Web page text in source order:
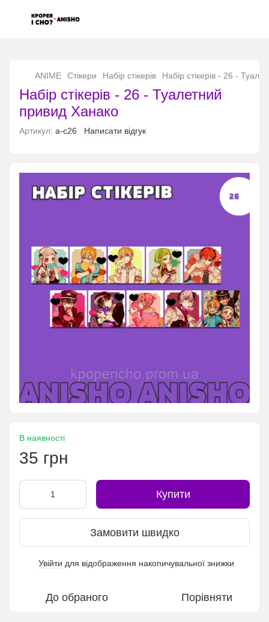
ANIME Стікери Набір стікерів Набір стікерів - 26 -
Набір стікерів - 26 - Туалетний
привид Ханако
Артикул: а-с26 Написати відгук
В наявності
35 грн
Купити
Замовити швидко
Увійти для відображення накопичувальної знижки
До обраного Порівняти